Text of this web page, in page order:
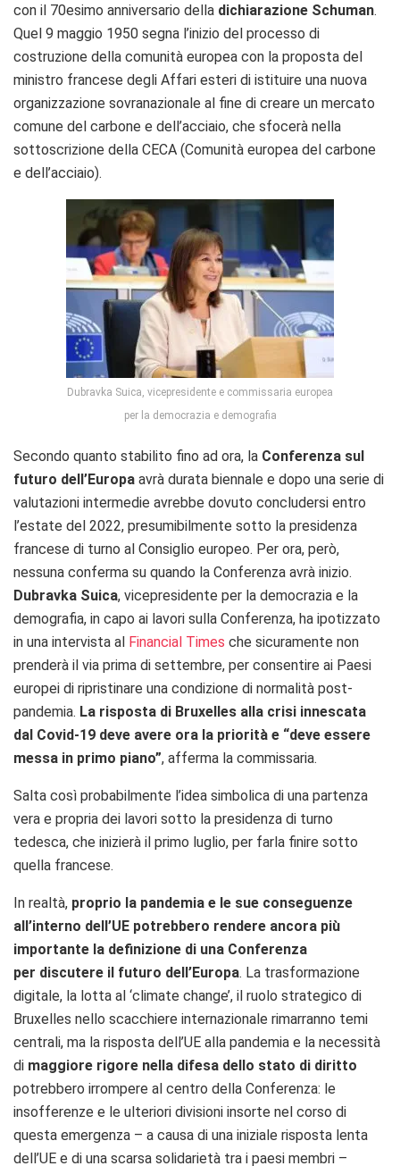
con il 70esimo anniversario della dichiarazione Schuman.
Quel 9 maggio 1950 segna l’inizio del processo di
costruzione della comunità europea con la proposta del
ministro francese degli Affari esteri di istituire una nuova
organizzazione sovranazionale al fine di creare un mercato
comune del carbone e dell’acciaio, che sfocerà nella
sottoscrizione della CECA (Comunità europea del carbone
e dell’acciaio).
Dubravka Suica, vicepresidente e commissaria europea
per la democrazia e demografia
Secondo quanto stabilito fino ad ora, la Conferenza sul
futuro dell’Europa avrà durata biennale e dopo una serie di
valutazioni intermedie avrebbe dovuto concludersi entro
l’estate del 2022, presumibilmente sotto la presidenza
francese di turno al Consiglio europeo. Per ora, però,
nessuna conferma su quando la Conferenza avrà inizio.
Dubravka Suica, vicepresidente per la democrazia e la
demografia, in capo ai lavori sulla Conferenza, ha ipotizzato
in una intervista al Financial Times che sicuramente non
prenderà il via prima di settembre, per consentire ai Paesi
europei di ripristinare una condizione di normalità post-
pandemia. La risposta di Bruxelles alla crisi innescata
dal Covid-19 deve avere ora la priorità e “deve essere
messa in primo piano”, afferma la commissaria.
Salta così probabilmente l’idea simbolica di una partenza
vera e propria dei lavori sotto la presidenza di turno
tedesca, che inizierà il primo luglio, per farla finire sotto
quella francese.
In realtà, proprio la pandemia e le sue conseguenze
all’interno dell’UE potrebbero rendere ancora più
importante la definizione di una Conferenza
per discutere il futuro dell’Europa. La trasformazione
digitale, la lotta al ‘climate change’, il ruolo strategico di
Bruxelles nello scacchiere internazionale rimarranno temi
centrali, ma la risposta dell’UE alla pandemia e la necessità
di maggiore rigore nella difesa dello stato di diritto
potrebbero irrompere al centro della Conferenza: le
insofferenze e le ulteriori divisioni insorte nel corso di
questa emergenza – a causa di una iniziale risposta lenta
dell’UE e di una scarsa solidarietà tra i paesi membri –